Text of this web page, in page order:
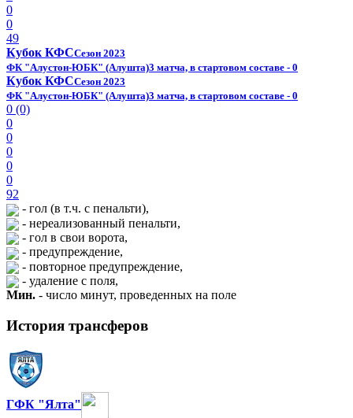
0
0
49
Кубок КФССезон 2023
ФК "Алустон-ЮБК" (Алушта)3 матча, в стартовом составе - 0
Кубок КФССезон 2023
ФК "Алустон-ЮБК" (Алушта)3 матча, в стартовом составе - 0
0 (0)
0
0
0
0
0
92
- гол (в т.ч. с пенальти),
- нереализованный пенальти,
- гол в свои ворота,
- предупреждение,
- повторное предупреждение,
- удаление с поля,
Мин. - число минут, проведенных на поле
История трансферов
ГФК "Ялта"